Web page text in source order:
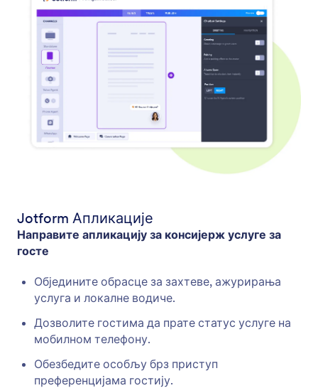
Jotform Апликације
Направите апликацију за консијерж услуге за
госте
Обједините обрасце за захтеве, ажурирања
услуга и локалне водиче.
Дозволите гостима да прате статус услуге на
мобилном телефону.
Обезбедите особљу брз приступ
преференцијама гостију.